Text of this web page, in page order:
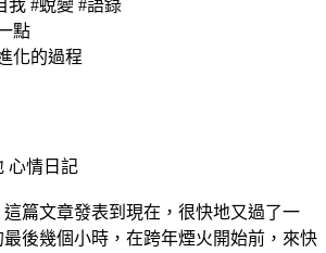
我 #蛻變 #語錄
點
化的過程
心情日記
這篇文章發表到現在，很快地又過了一
最後幾個小時，在跨年煙火開始前，來快